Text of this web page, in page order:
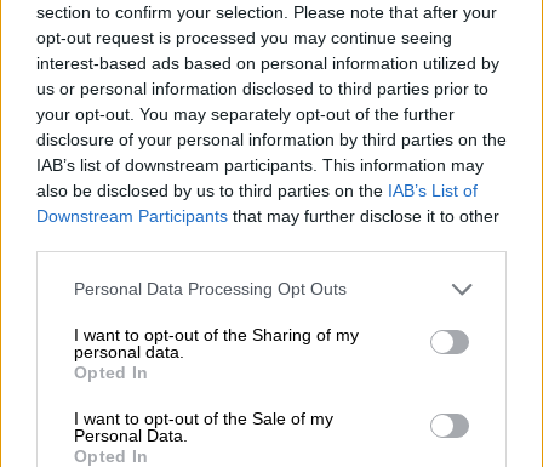
section to confirm your selection. Please note that after your
opt-out request is processed you may continue seeing
interest-based ads based on personal information utilized by
us or personal information disclosed to third parties prior to
your opt-out. You may separately opt-out of the further
disclosure of your personal information by third parties on the
IAB’s list of downstream participants. This information may
also be disclosed by us to third parties on the IAB’s List of
Downstream Participants that may further disclose it to other
Please note that this website/app uses one or more Google
not limited to your visit or usage behaviour. You may click to
grant or deny consent to Google and its third-party tags to
use your data for below specified purposes in below Google
consent section.
Personal Data Processing Opt Outs
I want to opt-out of the Sharing of my
personal data.
Opted In
I want to opt-out of the Sale of my
Personal Data.
Opted In
Συγκεκριμένα, στις 19:50 , δύο άγνωστα
άτομαακινητοποίησαν έναν15χρονοστη
συμβολήΘεσσαλίας καιΡήγα Φεραίουστην
Πετρούπολη και του αφαίρεσαν τον κινητό
του τηλέφωνο.
Στις 20:45 επίτης οδούΚέρκυραςδυο άτομα
με καλυμμένα χαρακτηριστικά επιτέθηκαν σε
και με την απειλή βίας, έκλεψαν από τον
14χρονο το κινητό του τηλέφωνο
Επίθεση με μαχαίρι
μεσάνυχτα και ένας17χρονος
στον σταθμό
ΗΣΑΠστο